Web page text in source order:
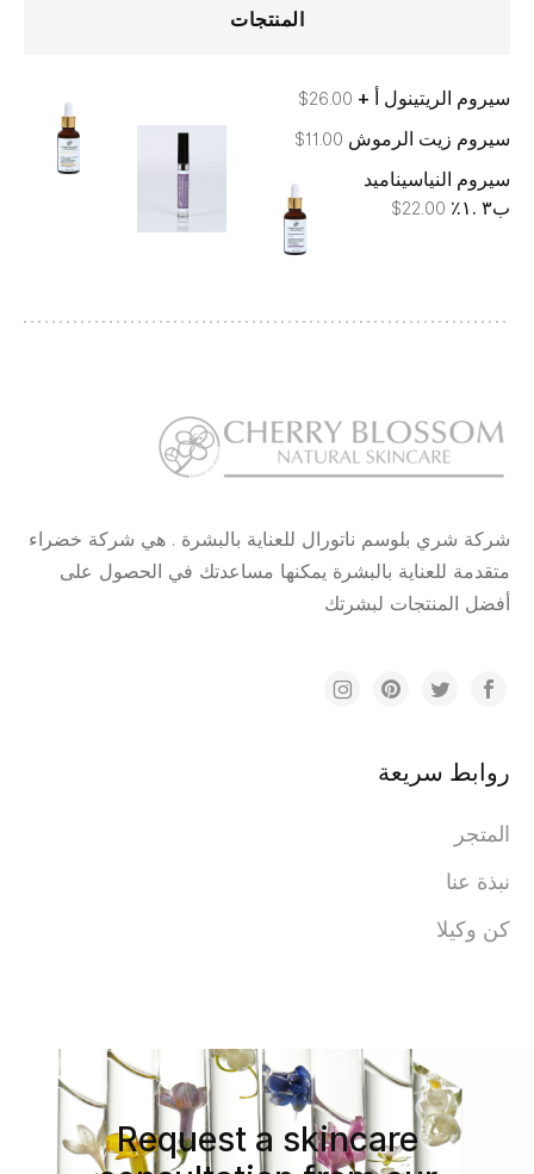
المنتجات
سيروم الريتينول أ + $26.00
سيروم زيت الرموش $11.00
سيروم النياسيناميد
ب٣ .١٪
$22.00
شركة شري بلوسم ناتورال للعناية بالبشرة . هي شركة خضراء
متقدمة للعناية بالبشرة يمكنها مساعدتك في الحصول على
أفضل المنتجات لبشرتك
روابط سريعة
المتجر
نبذة عنا
كن وكيلا
Request a skincare